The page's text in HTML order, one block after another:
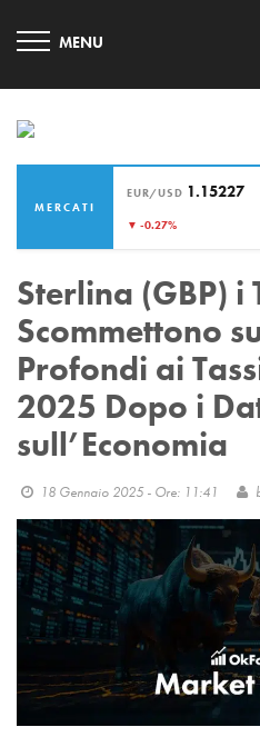
MERCATI
EUR/USD 1.15227
▼ -0.27%
Sterlina (GBP) i
Scommettono
Profondi ai
2025 Dopo i
sull’Economia
18 Gennaio 2025 - Ore: 11:41